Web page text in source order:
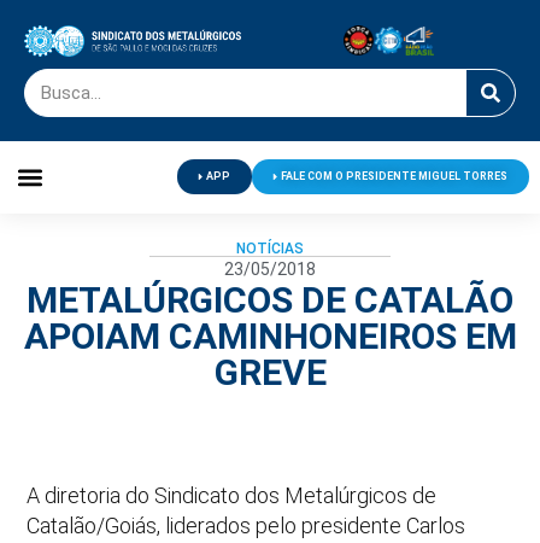
APP FALE COM O PRESIDENTE MIGUEL TORRES
NOTÍCIAS
23/05/2018
METALÚRGICOS DE CATALÃO
APOIAM CAMINHONEIROS EM
GREVE
A diretoria do Sindicato dos Metalúrgicos de
Catalão/Goiás, liderados pelo presidente Carlos